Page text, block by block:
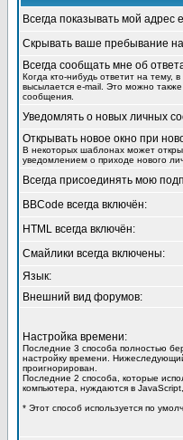
Всегда показывать мой адрес
Скрывать ваше пребывание
Всегда сообщать мне об
Когда кто-нибудь ответит на тему,
высылается e-mail. Это можно
сообщения.
Уведомлять о новых личных
Открывать новое окно при
В некоторых шаблонах может
уведомлением о приходе нового
Всегда присоединять мою
BBCode всегда включён:
HTML всегда включён:
Смайлики всегда включены:
Язык:
Внешний вид форумов:
Настройка времени:
Последние 3 способа полностью
настройку времени.
проигнорирован.
Последние 2 способа, которые
компьютера, нуждаются в
* Этот способ используется по